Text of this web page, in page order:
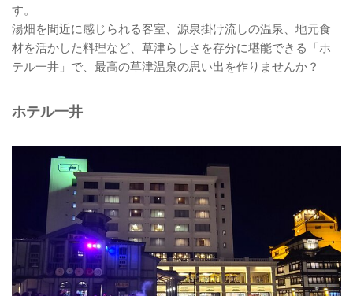
す。
湯畑を間近に感じられる客室、源泉掛け流しの温泉、地元食
材を活かした料理など、草津らしさを存分に堪能できる「ホ
テル一井」で、最高の草津温泉の思い出を作りませんか？
ホテル一井